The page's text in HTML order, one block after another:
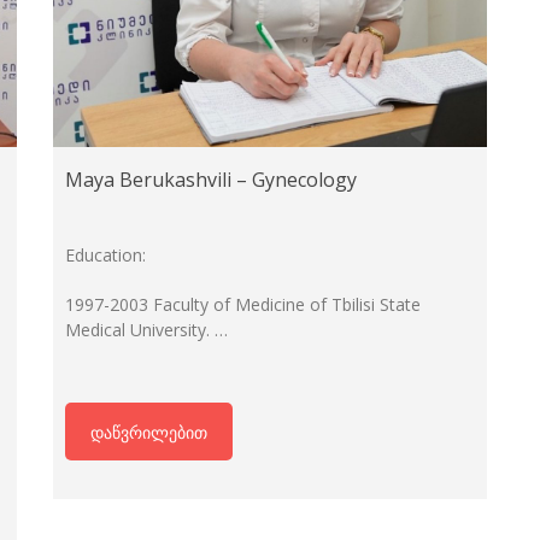
Maya Berukashvili – Gynecology
Education:
1997-2003 Faculty of Medicine of Tbilisi State
Medical University. …
დაწვრილებით